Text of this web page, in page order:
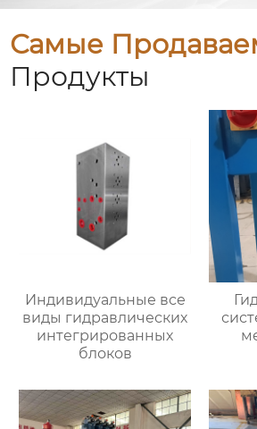
Самые
Продукты
Индивидуальные все
виды гидравлических
интегрированных
блоков